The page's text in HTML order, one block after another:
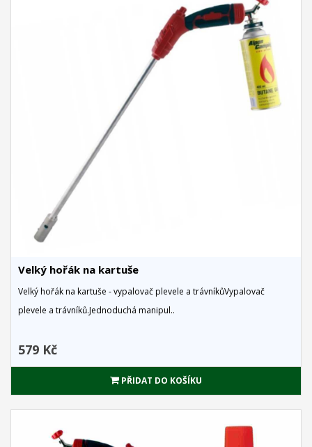
Velký hořák na kartuše
Velký hořák na kartuše - vypalovač plevele a trávníkůVypalovač
plevele a trávníků.Jednoduchá manipul..
579 Kč
PŘIDAT DO KOŠÍKU